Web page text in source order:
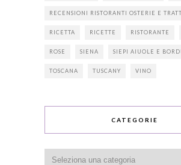
RECENSIONI RISTORANTI OSTERIE E
RICETTA RICETTE RISTORANTE
ROSE SIENA SIEPI AIUOLE E
TOSCANA TUSCANY VINO
CATEGORIE